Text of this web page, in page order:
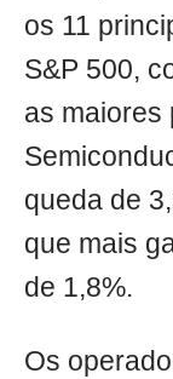
os 11
S&P 500,
as maiores
queda de
que mais
de 1,8%.
Os